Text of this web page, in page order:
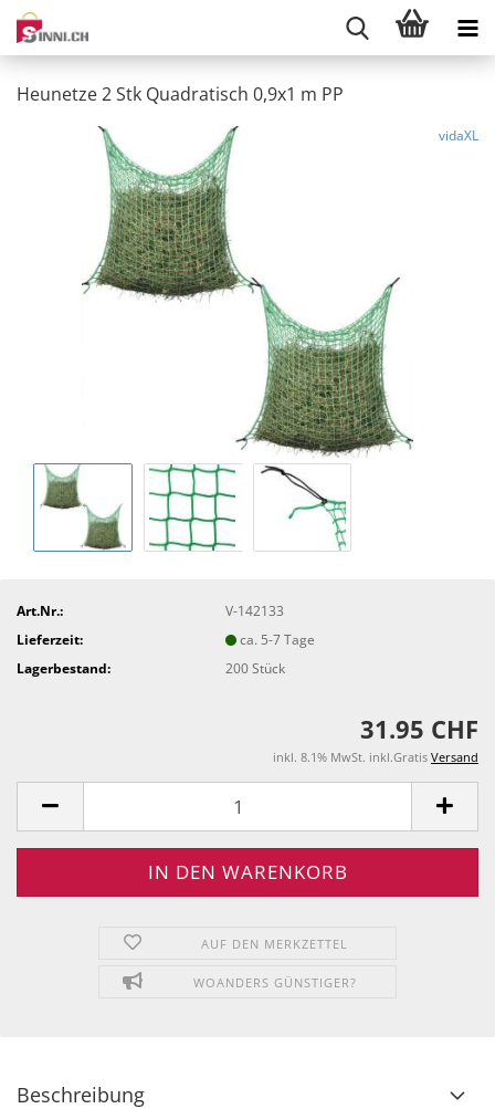
Heunetze 2 Stk Quadratisch 0,9x1 m PP
vidaXL
Art.Nr.:
V-142133
Lieferzeit:
ca. 5-7 Tage
Lagerbestand:
200Stück
31.95 CHF
inkl. 8.1% MwSt. inkl.Gratis Versand
AUF DEN MERKZETTEL
WOANDERS GÜNSTIGER?
Beschreibung